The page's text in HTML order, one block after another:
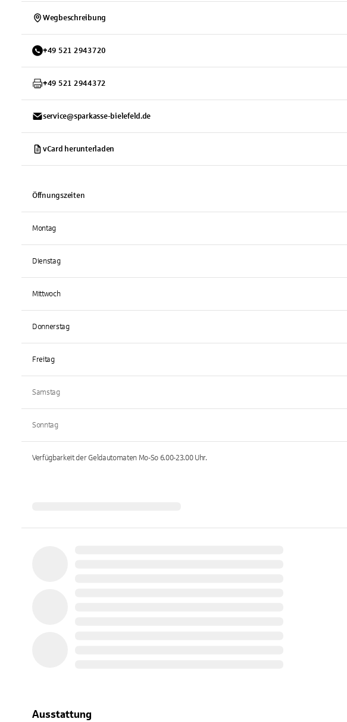
Wegbeschreibung
+49 521 2943720
+49 521 2944372
service@sparkasse-bielefeld.de
vCard herunterladen
Öffnungszeiten
Montag
Dienstag
Mittwoch
Donnerstag
Freitag
Samstag
Sonntag
Verfügbarkeit der Geldautomaten Mo-So 6.00-23.00Uhr.
Ausstattung